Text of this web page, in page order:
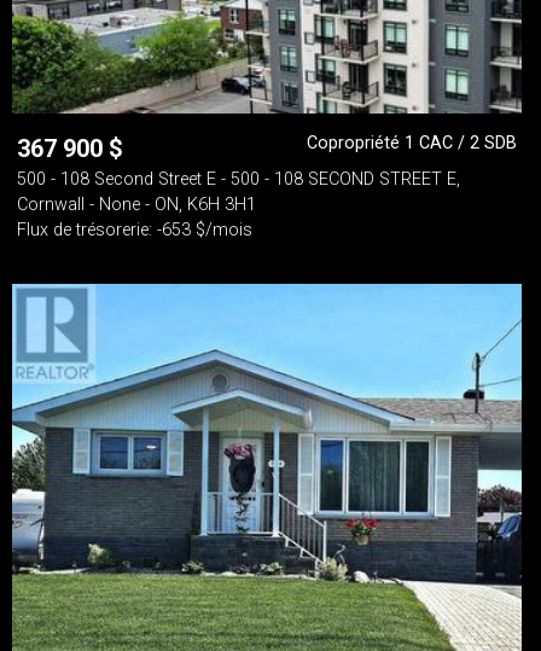
367 900 $
Copropriété 1 CAC / 2 SDB
500 - 108 Second Street E - 500 - 108 SECOND STREET E,
Cornwall - None - ON, K6H 3H1
Flux de trésorerie: -653 $/mois